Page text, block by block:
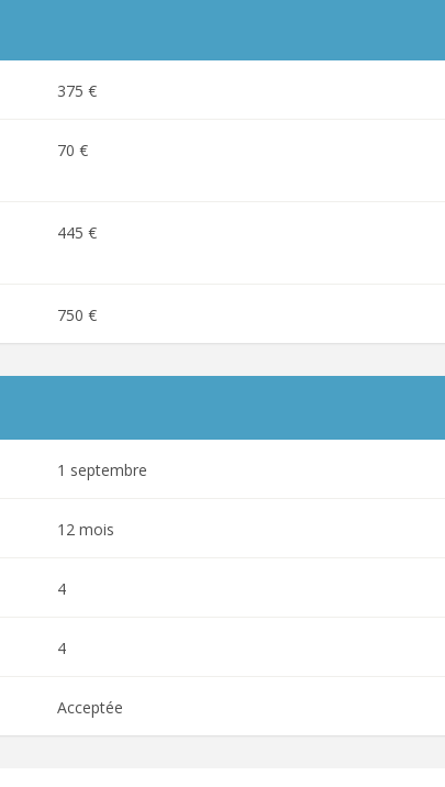
375 €
70 €
445 €
750 €
1 septembre
12 mois
4
4
Acceptée